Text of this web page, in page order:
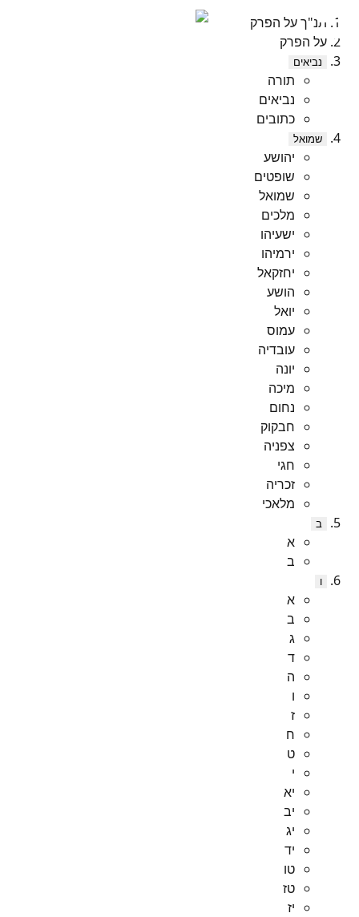
תנ"ך על הפרק
על הפרק
נביאים
תורה
נביאים
כתובים
שמואל
יהושע
שופטים
שמואל
מלכים
ישעיהו
ירמיהו
יחזקאל
הושע
יואל
עמוס
עובדיה
יונה
מיכה
נחום
חבקוק
צפניה
חגי
זכריה
מלאכי
ב
א
ב
ו
א
ב
ג
ד
ה
ו
ז
ח
ט
י
יא
יב
יג
יד
טו
טז
יז